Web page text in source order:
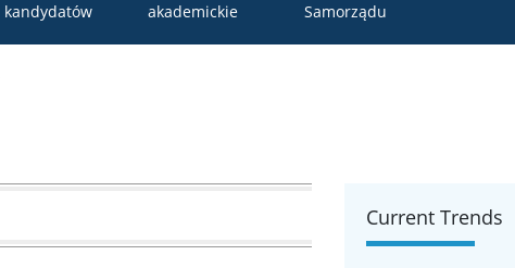
kandydatów
akademickie
Samorządu
Current Trends